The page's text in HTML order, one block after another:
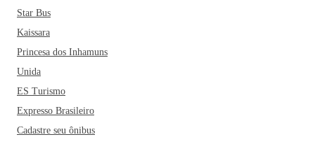
Star Bus
Kaissara
Princesa dos Inhamuns
Unida
ES Turismo
Expresso Brasileiro
Cadastre seu ônibus